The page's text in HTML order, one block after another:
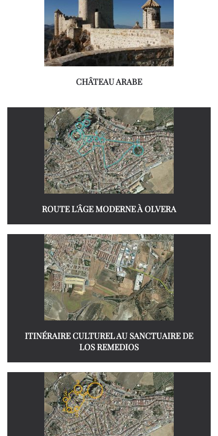
CHÂTEAU ARABE
ROUTE L'ÂGE MODERNE À OLVERA
ITINÉRAIRE CULTUREL AU SANCTUAIRE DE
LOS REMEDIOS